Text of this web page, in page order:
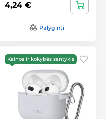
4,24 €
Palyginti
Kainos ir kokybės santykis